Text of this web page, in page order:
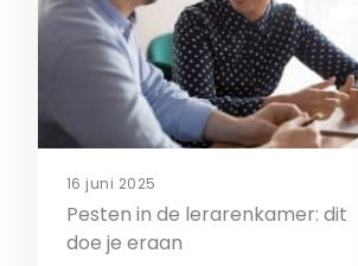
16 juni 2025
Pesten in de lerarenkamer: dit
doe je eraan